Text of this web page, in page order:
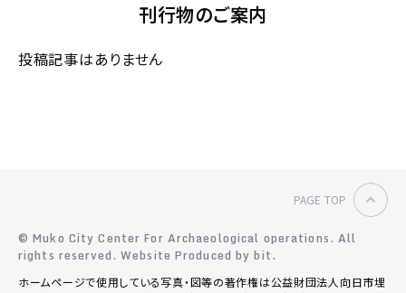
刊行物のご案内
投稿記事はありません
PAGE TOP
© Muko City Center For Archaeological operations. All
rights reserved. Website Produced by bit.
ホームページで使用している写真・図等の著作権は公益財団法人向日市埋